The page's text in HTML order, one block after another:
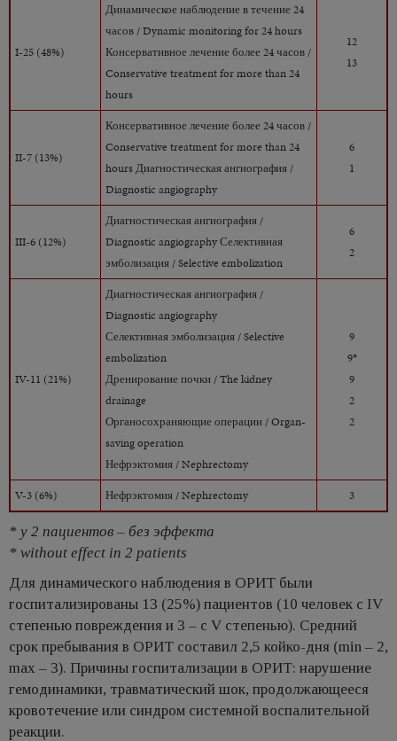
I-25 (48%)
Динамическое наблюдение в течение 24
часов / Dynamic monitoring for 24 hours
Консервативное лечение более 24 часов /
Conservative treatment for more than 24
hours
12
​​​​​​​13
II-7 (13%)
Консервативное лечение более 24 часов /
Conservative treatment for more than 24
hours Диагностическая ангиография /
Diagnostic angiography
6
​​​​​​​1
III-6 (12%)
Диагностическая ангиография /
Diagnostic angiography Селективная
эмболизация / Selective embolization
6
​​​​​​​2
IV-11 (21%)
Диагностическая ангиография /
Diagnostic angiography
Селективная эмболизация / Selective
embolization
Дренирование почки / The kidney
drainage
Органосохраняющие операции / Organ-
saving operation
​​​​​​​Нефрэктомия / Nephrectomy
9
9*
9
2
​​​​​​​2
V-3 (6%) Нефрэктомия / Nephrectomy 3
* у 2 пациентов – без эффекта
​​​​​​​* without effect in 2 patients
Для динамического наблюдения в ОРИТ были
госпитализированы 13 (25%) пациентов (10 человек с IV
степенью повреждения и 3 – с V степенью). Средний
срок пребывания в ОРИТ составил 2,5 койко-дня (min – 2,
max – 3). Причины госпитализации в ОРИТ: нарушение
гемодинамики, травматический шок, продолжающееся
кровотечение или синдром системной воспалительной
реакции.